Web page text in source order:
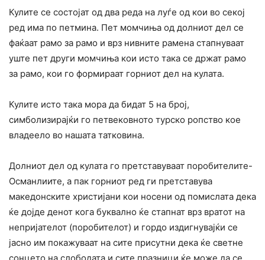
Кулите се состојат од два реда на луѓе од кои во секој
ред има по петмина. Пет момчиња од долниот дел се
фаќаат рамо за рамо и врз нивните рамена стапнуваат
уште пет други момчиња кои исто така се држат рамо
за рамо, кои го формираат горниот дел на кулата.
Кулите исто така мора да бидат 5 на број,
симболизирајќи го петвековното турско ропство кое
владеело во нашата татковина.
Долниот дел од кулата го претставуваат поробителите-
Османлиите, а пак горниот ред ги претставува
македонските христијани кои носени од помислата дека
ќе дојде денот кога буквално ќе стапнат врз вратот на
непријателот (поробителот) и гордо издигнувајќи се
јасно им покажуваат на сите присутни дека ќе светне